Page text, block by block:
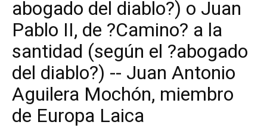
abogado del diablo?) o Juan
Pablo II, de ?Camino? a la
santidad (según el ?abogado
del diablo?) -- Juan Antonio
Aguilera Mochón, miembro
de Europa Laica